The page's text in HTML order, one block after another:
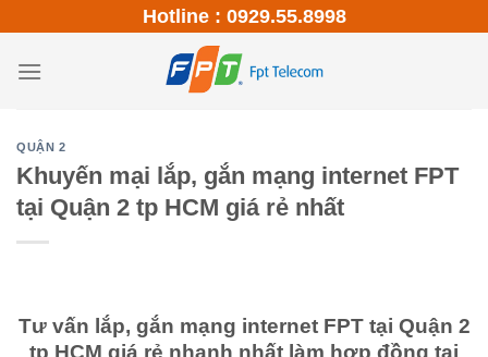
content
Hotline : 0929.55.8998
QUẬN 2
Khuyến mại lắp, gắn mạng internet FPT
tại Quận 2 tp HCM giá rẻ nhất
Tư vấn lắp, gắn mạng internet FPT tại Quận 2
tp HCM giá rẻ nhanh nhất làm hợp đồng tại